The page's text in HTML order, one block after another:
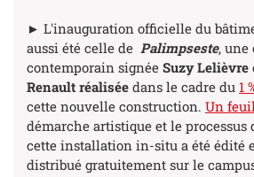
► L'inauguration officielle du
aussi été celle de Palimpseste, une
contemporain signée Suzy Lelièvre
Renault réalisée dans le cadre du 1
cette nouvelle construction. Un
démarche artistique et le processus
cette installation in-situ a été édité
distribué gratuitement sur le